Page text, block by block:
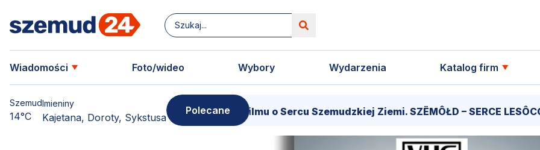
Wiadomości Foto/wideo Wybory Wydarzenia Katalog firm
Szemud
14°C
Imieniny
Kajetana, Doroty, Sykstusa
Polecane
swoją kopię! 15 marca - Premiera filmu o Sercu Szemudzkiej Ziemi. SZËMÔŁD – SERCE LESÔCCZI